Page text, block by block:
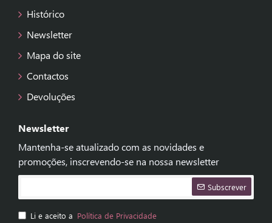
Histórico
Newsletter
Mapa do site
Contactos
Devoluções
Newsletter
Mantenha-se atualizado com as novidades e
promoções, inscrevendo-se na nossa newsletter
Subscrever
Li e aceito a Política de Privacidade